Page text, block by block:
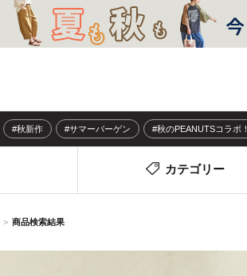
#秋新作 #サマーバーゲン #秋のPEANUTSコラボ！
カテゴリー
商品検索結果